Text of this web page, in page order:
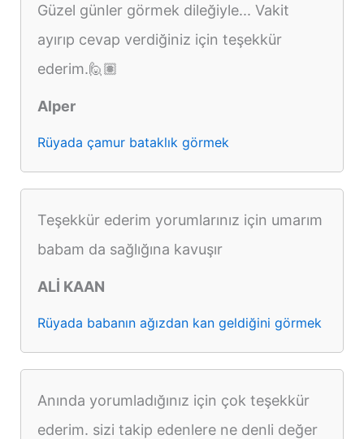
Güzel günler görmek dileğiyle... Vakit
ayırıp cevap verdiğiniz için teşekkür
ederim.🙋🏽
Alper
Rüyada çamur bataklık görmek
Teşekkür ederim yorumlarınız için umarım
babam da sağlığına kavuşır
ALİ KAAN
Rüyada babanın ağızdan kan geldiğini görmek
Anında yorumladığınız için çok teşekkür
ederim. sizi takip edenlere ne denli değer